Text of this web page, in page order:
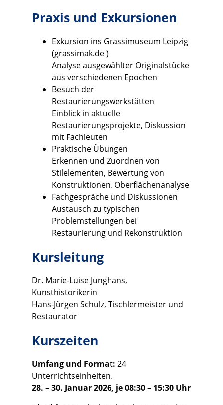
Praxis und Exkursionen
Exkursion ins Grassimuseum Leipzig
(grassimak.de)
Analyse ausgewählter Originalstücke
aus verschiedenen Epochen
Besuch der
Restaurierungswerkstätten
Einblick in aktuelle
Restaurierungsprojekte, Diskussion
mit Fachleuten
Praktische Übungen
Erkennen und Zuordnen von
Stilelementen, Bewertung von
Konstruktionen, Oberflächenanalyse
Fachgespräche und Diskussionen
Austausch zu typischen
Problemstellungen bei
Restaurierung und Rekonstruktion
Kursleitung
Dr. Marie-Luise Junghans,
Kunsthistorikerin
Hans-Jürgen Schulz, Tischlermeister und
Restaurator
Kurszeiten
Umfang und Format: 24
Unterrichtseinheiten,
28. – 30. Januar 2026, je 08:30 – 15:30 Uhr